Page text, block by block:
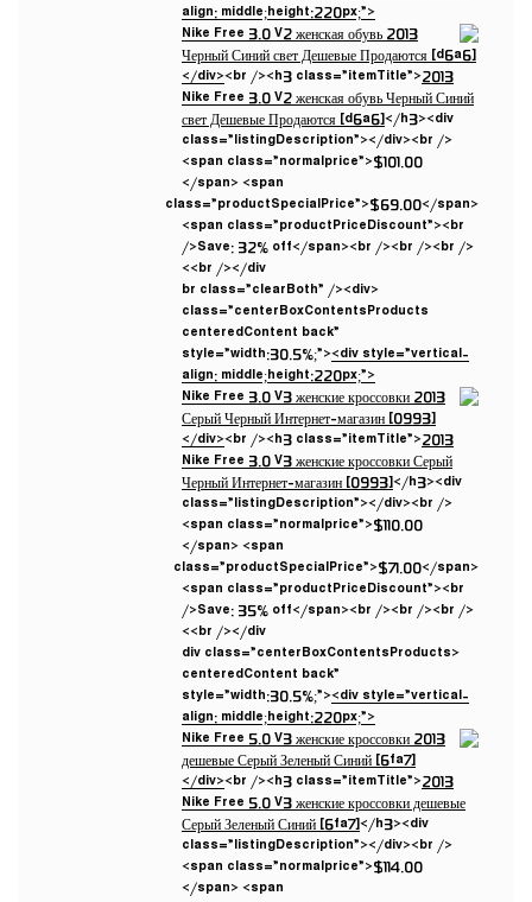
align: middle;height:220px;”>
</div><br /><h3 class=”itemTitle”>2013
Nike Free 3.0 V2 женская обувь Черный Синий
свет Дешевые Продаются [d6a6]</h3><div
class=”listingDescription”></div><br />
<span class=”normalprice”>$101.00
</span> <span
class=”productSpecialPrice”>$69.00</span>
<span class=”productPriceDiscount”><br
/>Save: 32% off</span><br /><br /><br />
<br /></div>
<br class=”clearBoth” /><div
class=”centerBoxContentsProducts
centeredContent back”
style=”width:30.5%;”><div style=”vertical-
align: middle;height:220px;”>
</div><br /><h3 class=”itemTitle”>2013
Nike Free 3.0 V3 женские кроссовки Серый
Черный Интернет-магазин [0993]</h3><div
class=”listingDescription”></div><br />
<span class=”normalprice”>$110.00
</span> <span
class=”productSpecialPrice”>$71.00</span>
<span class=”productPriceDiscount”><br
/>Save: 35% off</span><br /><br /><br />
<br /></div>
<div class=”centerBoxContentsProducts
centeredContent back”
style=”width:30.5%;”><div style=”vertical-
align: middle;height:220px;”>
</div><br /><h3 class=”itemTitle”>2013
Nike Free 5.0 V3 женские кроссовки дешевые
Серый Зеленый Синий [6fa7]</h3><div
class=”listingDescription”></div><br />
<span class=”normalprice”>$114.00
</span> <span